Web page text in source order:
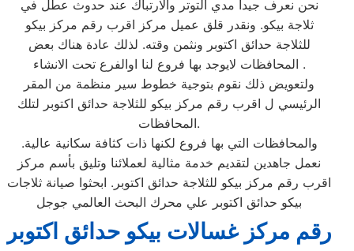
نحن نعرف جيدا مدي التوتر والارتباك عند حدوث عطل في
ثلاجة بيكو. ونقدر قلق عميل مركز اقرب رقم مركز بيكو
للثلاجة حدائق اكتوبر ونثمن وقته. لذلك عادة هناك بعض
المحافظات لايوجد بها فروع لنا اوالفرع تحت الانشاء .
ولتعويض ذلك نقوم بتوجية خطوط سير منظمة من المقر
الرئيسي ل اقرب رقم مركز بيكو للثلاجة حدائق اكتوبر لتلك
المحافظات.
والمحافظات التي بها فروع لكنها ذات كثافة سكانية عالية.
نعمل جاهدين لتقديم خدمة مثالية لعملائنا وتليق بأسم مركز
اقرب رقم مركز بيكو للثلاجة حدائق اكتوبر. ابحثوا صيانة ثلاجات
بيكو حدائق اكتوبر علي محرك البحث العالمي جوجل
رقم مركز غسالات بيكو حدائق اكتوبر